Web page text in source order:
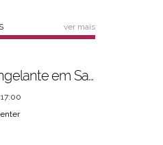
ver mais
Aventura Congelante em Santos